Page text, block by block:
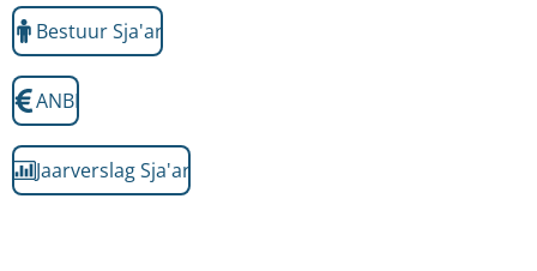
Bestuur Sja'ar
ANBI
Jaarverslag Sja'ar